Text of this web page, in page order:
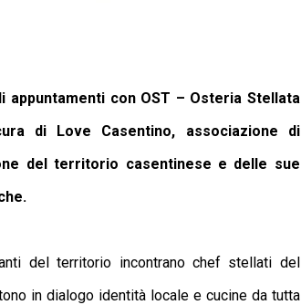
con OST – Osteria Stellata
di Love Casentino, associazione di
del territorio casentinese e delle sue
del territorio incontrano chef stellati del
in dialogo identità locale e cucine da tutta